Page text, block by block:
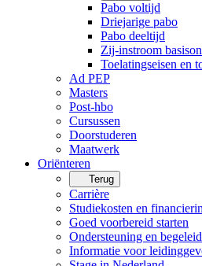
Pabo voltijd
Driejarige pabo
Pabo deeltijd
Zij-instroom
Toelatingseisen en
Ad PEP
Masters
Post-hbo
Cursussen
Doorstuderen
Maatwerk
Oriënteren
Terug
Carrière
Studiekosten en
Goed voorbereid starten
Ondersteuning en
Informatie voor